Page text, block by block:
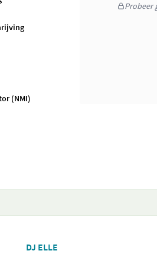
(NMI)
Probeer
DJ ELLE